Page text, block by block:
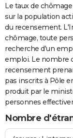
Le taux de
sur la population
du recensement.
chômage, toute
recherche d'un
emploi. Le nombre
recensement
pas inscrits à Pôle
produit par le
personnes
Nombre